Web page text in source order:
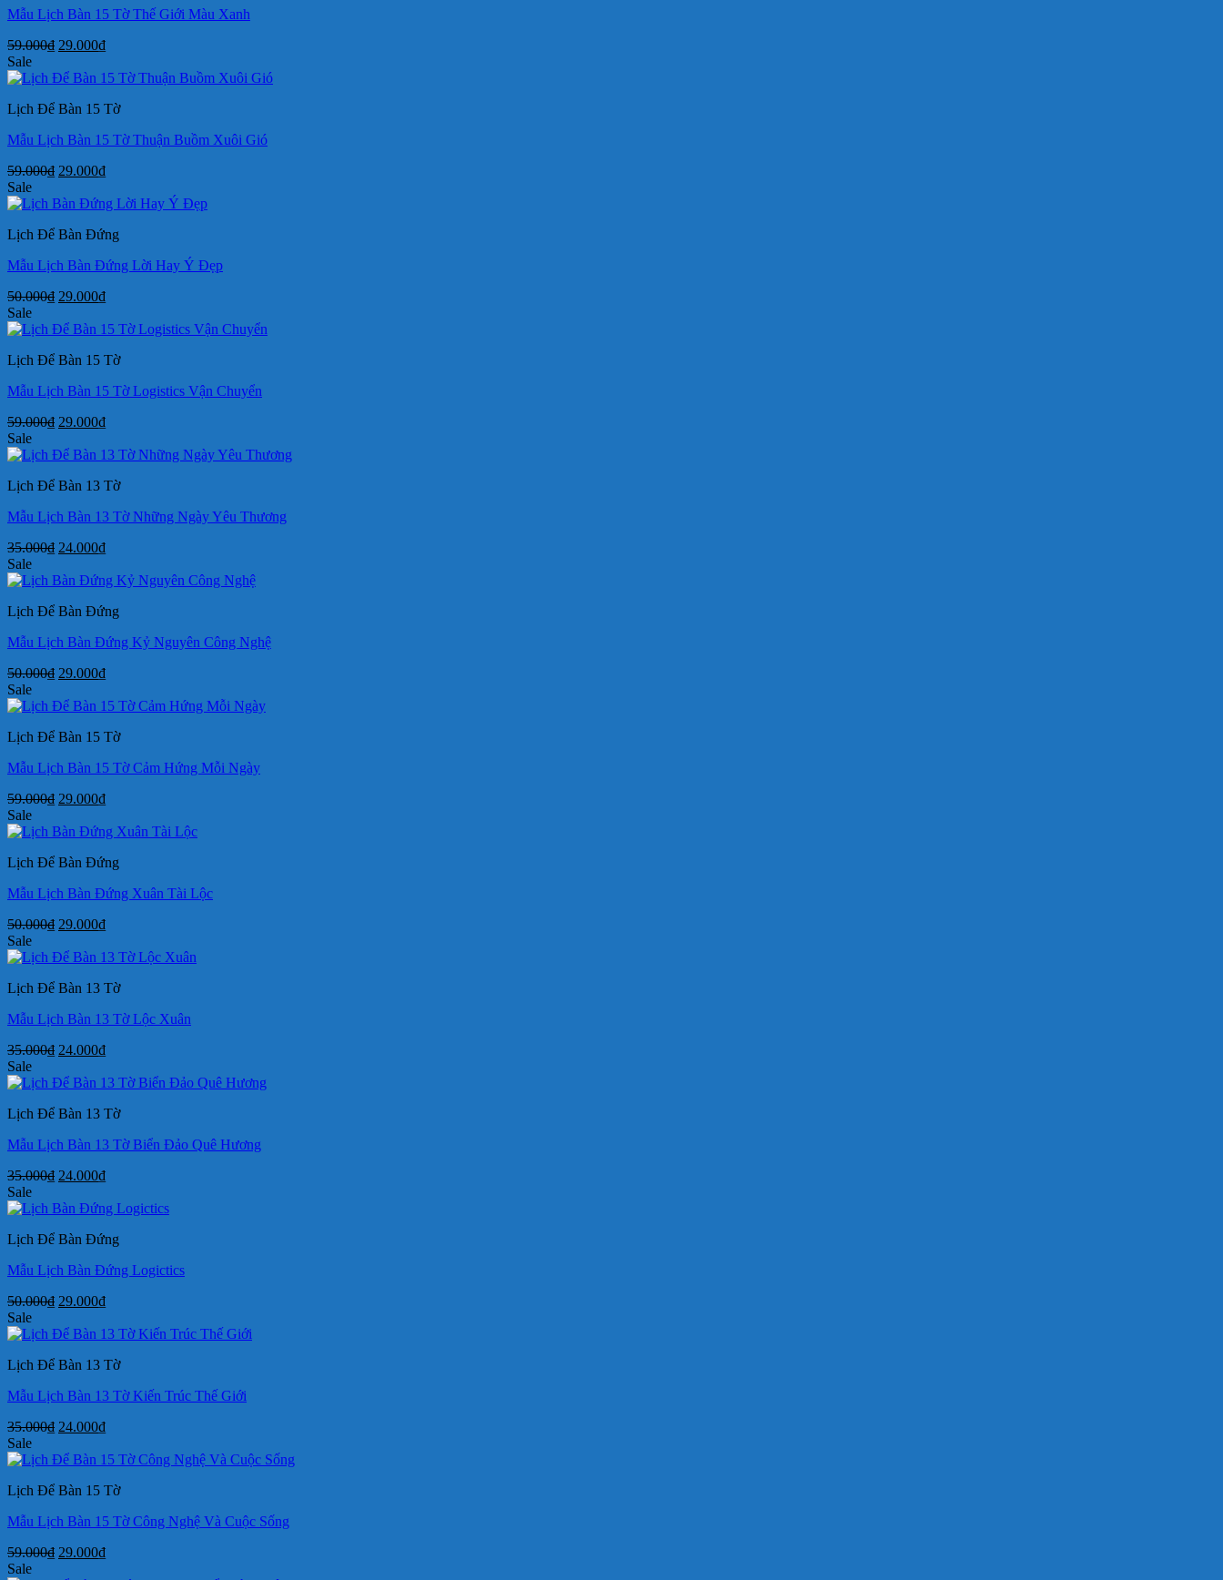
Mẫu Lịch Bàn 15 Tờ Thế Giới Màu Xanh
59.000₫ Giá
là:
29.000₫Giá
tại
29.000₫.
Sale
Lịch Để Bàn 15 Tờ
Mẫu Lịch Bàn 15 Tờ Thuận Buồm Xuôi Gió
59.000₫ Giá
là:
29.000₫Giá
tại
29.000₫.
Sale
Lịch Để Bàn Đứng
Mẫu Lịch Bàn Đứng Lời Hay Ý Đẹp
50.000₫ Giá
là:
29.000₫Giá
tại
29.000₫.
Sale
Lịch Để Bàn 15 Tờ
Mẫu Lịch Bàn 15 Tờ Logistics Vận Chuyển
59.000₫ Giá
là:
29.000₫Giá
tại
29.000₫.
Sale
Lịch Để Bàn 13 Tờ
Mẫu Lịch Bàn 13 Tờ Những Ngày Yêu Thương
35.000₫ Giá
là:
24.000₫Giá
tại
24.000₫.
Sale
Lịch Để Bàn Đứng
Mẫu Lịch Bàn Đứng Kỷ Nguyên Công Nghệ
50.000₫ Giá
là:
29.000₫Giá
tại
29.000₫.
Sale
Lịch Để Bàn 15 Tờ
Mẫu Lịch Bàn 15 Tờ Cảm Hứng Mỗi Ngày
59.000₫ Giá
là:
29.000₫Giá
tại
29.000₫.
Sale
Lịch Để Bàn Đứng
Mẫu Lịch Bàn Đứng Xuân Tài Lộc
50.000₫ Giá
là:
29.000₫Giá
tại
29.000₫.
Sale
Lịch Để Bàn 13 Tờ
Mẫu Lịch Bàn 13 Tờ Lộc Xuân
35.000₫ Giá
là:
24.000₫Giá
tại
24.000₫.
Sale
Lịch Để Bàn 13 Tờ
Mẫu Lịch Bàn 13 Tờ Biển Đảo Quê Hương
35.000₫ Giá
là:
24.000₫Giá
tại
24.000₫.
Sale
Lịch Để Bàn Đứng
Mẫu Lịch Bàn Đứng Logictics
50.000₫ Giá
là:
29.000₫Giá
tại
29.000₫.
Sale
Lịch Để Bàn 13 Tờ
Mẫu Lịch Bàn 13 Tờ Kiến Trúc Thế Giới
35.000₫ Giá
là:
24.000₫Giá
tại
24.000₫.
Sale
Lịch Để Bàn 15 Tờ
Mẫu Lịch Bàn 15 Tờ Công Nghệ Và Cuộc Sống
59.000₫ Giá
29.000₫Giá
Sale